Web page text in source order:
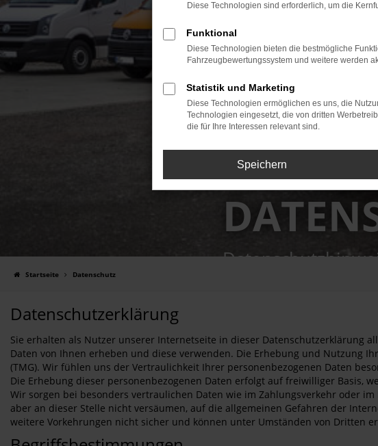
Startseite Datenschutz
Datenschutzerklärung
Sie erhalten als Nutzer unserer Internetseite in dieser Datenschutzerklärung
Daten von Ihnen erheben und diese verwenden. Die Erhebung und Nutzung
(TMG). Wir fühlen uns der Vertraulichkeit Ihrer personenbezogenen Daten
Die Erhebung dieser personenbezogenen Daten erfolgt auf freiwilliger Basis,
Wir sorgen bei besonders vertraulichen Daten wie im Zahlungsverkehr oder
aber an dieser Stelle nicht versäumen, auf die allgemeinen Gefahren der
weitere Vorkehrungen nicht sicher und können unter Umständen von Dritten
Diese Technologien sind erforderlich, um die
Funktional
Diese Technologien bieten die bestmögliche
Fahrzeugbewertungssystem und weitere werden
Statistik und Marketing
Diese Technologien ermöglichen es uns, die
Technologien eingesetzt, die von dritten
die für Ihre Interessen relevant sind.
Speichern